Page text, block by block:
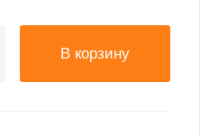
В корзину